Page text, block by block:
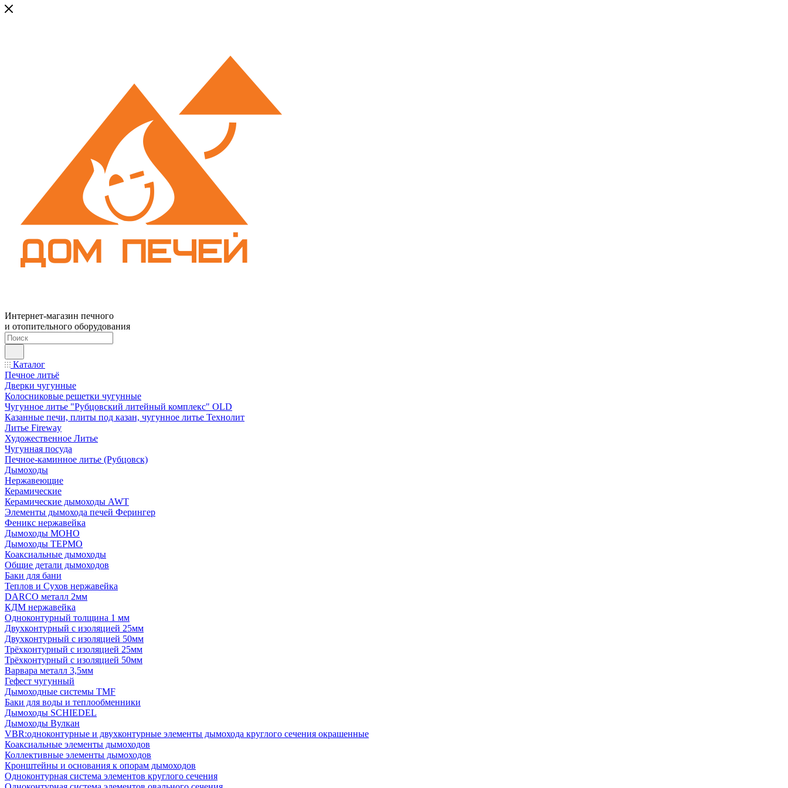
Интернет-магазин печного
и отопительного оборудования
Каталог
Печное литьё
Дверки чугунные
Колосниковые решетки чугунные
Чугунное литье "Рубцовский литейный комплекс" OLD
Казанные печи, плиты под казан, чугунное литье Технолит
Литье Fireway
Художественное Литье
Чугунная посуда
Печное-каминное литье (Рубцовск)
Дымоходы
Нержавеющие
Керамические
Керамические дымоходы AWT
Элементы дымохода печей Ферингер
Феникс нержавейка
Дымоходы МОНО
Дымоходы ТЕРМО
Коаксиальные дымоходы
Общие детали дымоходов
Баки для бани
Теплов и Сухов нержавейка
DARCO металл 2мм
КДМ нержавейка
Одноконтурный толщина 1 мм
Двухконтурный с изоляцией 25мм
Двухконтурный с изоляцией 50мм
Трёхконтурный с изоляцией 25мм
Трёхконтурный с изоляцией 50мм
Варвара металл 3,5мм
Гефест чугунный
Дымоходные системы TMF
Баки для воды и теплообменники
Дымоходы SCHIEDEL
Дымоходы Вулкан
VBR:одноконтурные и двухконтурные элементы дымохода круглого сечения окрашенные
Коаксиальные элементы дымоходов
Коллективные элементы дымоходов
Кронштейны и основания к опорам дымоходов
Одноконтурная система элементов круглого сечения